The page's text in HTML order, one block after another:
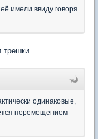
имели ввиду говоря
трешки
одинаковые,
перемещением